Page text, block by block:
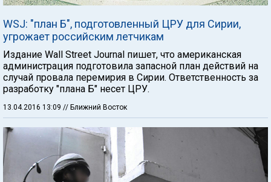
WSJ: "план Б", подготовленный ЦРУ для Сирии,
угрожает российским летчикам
Издание Wall Street Journal пишет, что американская
администрация подготовила запасной план действий на
случай провала перемирия в Сирии. Ответственность за
разработку "плана Б" несет ЦРУ.
13.04.2016 13:09 // Ближний Восток